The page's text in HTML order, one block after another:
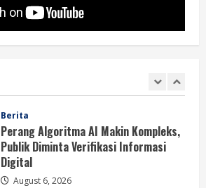
Berita
BMP Kecam Aksi KNPB, Serukan
Berita
Perang Algoritma AI Makin Kompleks,
Publik Diminta Verifikasi Informasi
Digital
August 6, 2026